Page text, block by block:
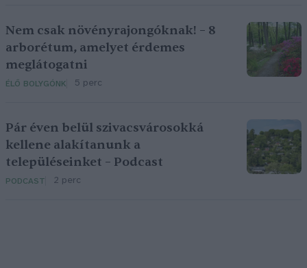
Nem csak növényrajongóknak! – 8
arborétum, amelyet érdemes
meglátogatni
ÉLŐ BOLYGÓNK 5 perc
Pár éven belül szivacsvárosokká
kellene alakítanunk a
településeinket – Podcast
PODCAST 2 perc